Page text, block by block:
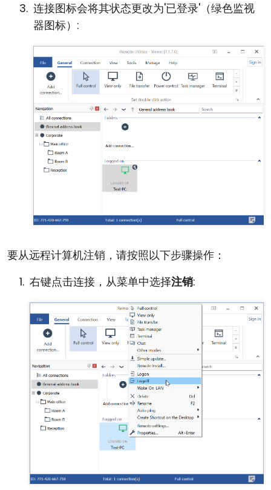
连接图标会将其状态更改为'已登录'（绿色监视
器图标）:
要从远程计算机注销，请按照以下步骤操作：
右键点击连接，从菜单中选择注销: